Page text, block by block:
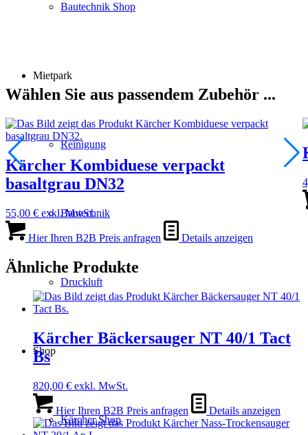
Bautechnik Shop
Mietpark
Reinigung
Bautechnik
Druckluft
Shop
Kärcher Shop
Wählen Sie aus passendem Zubehör ...
Kärcher Kombiduese verpackt
basaltgrau DN32
55,00 € exkl. MwSt.
Hier Ihren B2B Preis anfragen Details anzeigen
Ähnliche Produkte
Kärcher Bäckersauger NT 40/1 Tact
Bs
820,00 € exkl. MwSt.
Hier Ihren B2B Preis anfragen Details anzeigen